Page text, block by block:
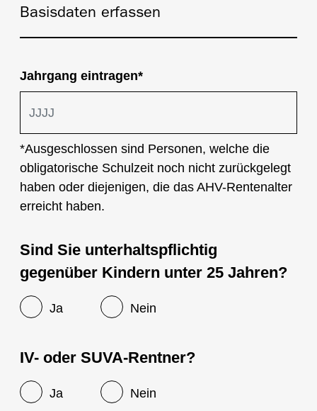
Basisdaten erfassen
Jahrgang eintragen*
*Ausgeschlossen sind Personen, welche die
obligatorische Schulzeit noch nicht zurückgelegt
haben oder diejenigen, die das AHV-Rentenalter
erreicht haben.
Sind Sie unterhaltspflichtig
gegenüber Kindern unter 25 Jahren?
Ja Nein
IV- oder SUVA-Rentner?
Ja Nein